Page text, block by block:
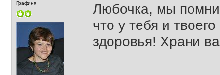
Графиня
Любочка, мы
что у тебя и
здоровья! Храни